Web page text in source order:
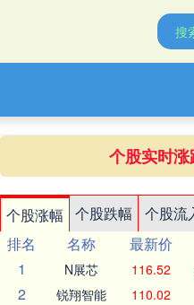
个股实时
个股涨幅 个股跌幅 个股流
排名
名称 最新价
1
N展芯 116.52
2 锐翔智能 110.02